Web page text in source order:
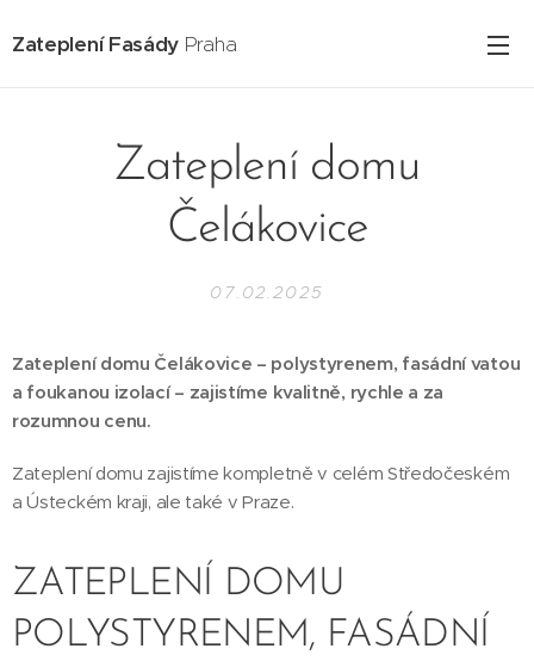
Zateplení Fasády Praha
Zateplení domu
Čelákovice
07.02.2025
Zateplení domu Čelákovice – polystyrenem, fasádní vatou
a foukanou izolací – zajistíme kvalitně, rychle a za
rozumnou cenu.
Zateplení domu zajistíme kompletně v celém Středočeském
a Ústeckém kraji, ale také v Praze.
ZATEPLENÍ DOMU
POLYSTYRENEM, FASÁDNÍ